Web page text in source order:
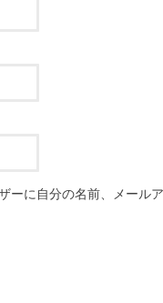
ーに自分の名前、メール